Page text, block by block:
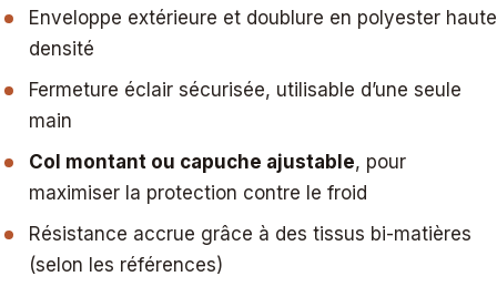
Enveloppe extérieure et doublure en polyester haute
densité
Fermeture éclair sécurisée, utilisable d’une seule
main
Col montant ou capuche ajustable, pour
maximiser la protection contre le froid
Résistance accrue grâce à des tissus bi-matières
(selon les références)